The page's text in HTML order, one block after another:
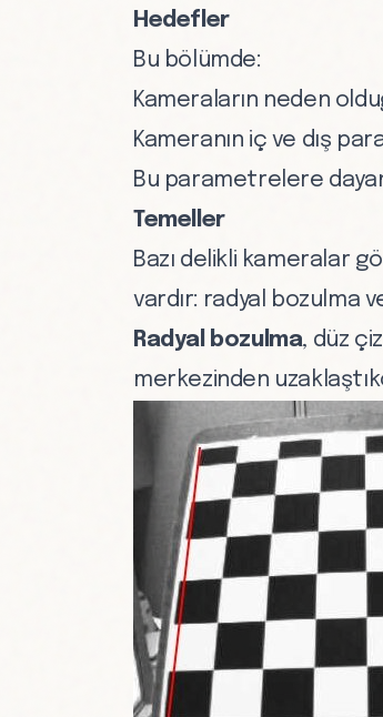
Hedefler
Bu bölümde:
Kameraların neden
Kameranın iç ve dış
Bu parametrelere
Temeller
Bazı delikli kameralar
vardır: radyal bozulma
Radyal bozulma, düz
merkezinden